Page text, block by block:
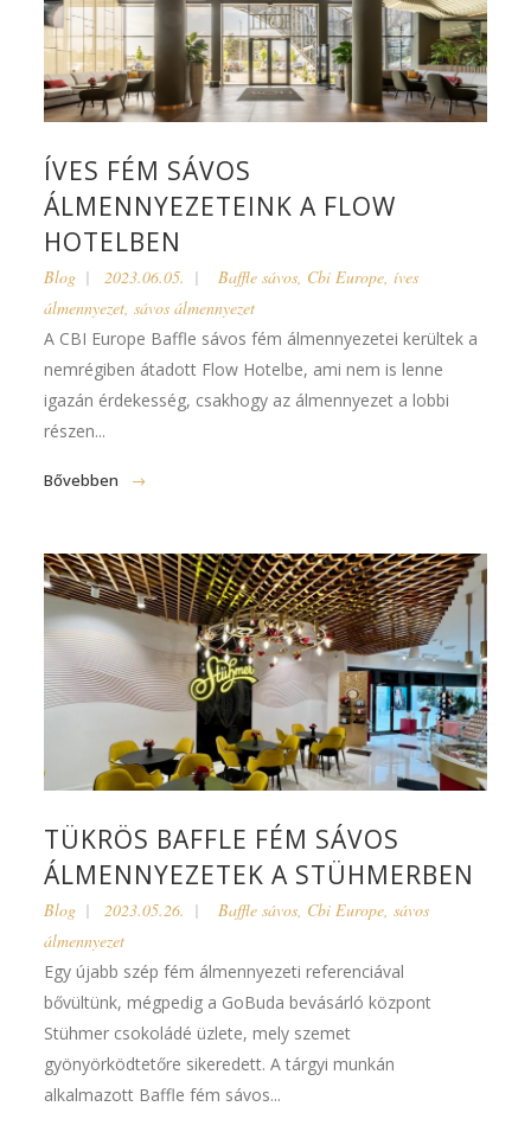
ÍVES FÉM SÁVOS
ÁLMENNYEZETEINK A FLOW
HOTELBEN
Blog 2023.06.05. Baffle sávos, Cbi Europe,íves
álmennyezet,sávos álmennyezet
A CBI Europe Baffle sávos fém álmennyezetei kerültek a
nemrégiben átadott Flow Hotelbe, ami nem is lenne
igazán érdekesség, csakhogy az álmennyezet a lobbi
részen...
Bővebben
TÜKRÖS BAFFLE FÉM SÁVOS
ÁLMENNYEZETEK A STÜHMERBEN
Blog 2023.05.26. Baffle sávos, Cbi Europe,sávos
álmennyezet
Egy újabb szép fém álmennyezeti referenciával
bővültünk, mégpedig a GoBuda bevásárló központ
Stühmer csokoládé üzlete, mely szemet
gyönyörködtetőre sikeredett. A tárgyi munkán
alkalmazott Baffle fém sávos...